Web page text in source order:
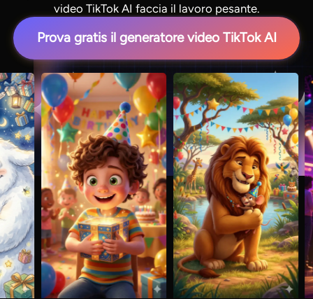
video TikTok AI faccia il lavoro pesante.
Prova gratis il generatore video TikTok AI